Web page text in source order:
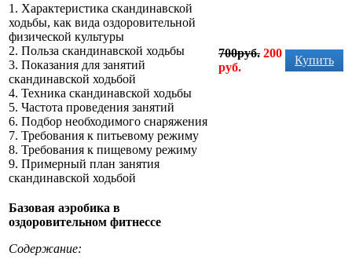
1. Характеристика скандинавской
ходьбы, как вида оздоровительной
физической культуры
2. Польза скандинавской ходьбы
3. Показания для занятий
скандинавской ходьбой
4. Техника скандинавской ходьбы
5. Частота проведения занятий
6. Подбор необходимого снаряжения
7. Требования к питьевому режиму
8. Требования к пищевому режиму
9. Примерный план занятия
скандинавской ходьбой
700руб. 200
руб.
Купить
Базовая аэробика в
оздоровительном фитнессе
Содержание: